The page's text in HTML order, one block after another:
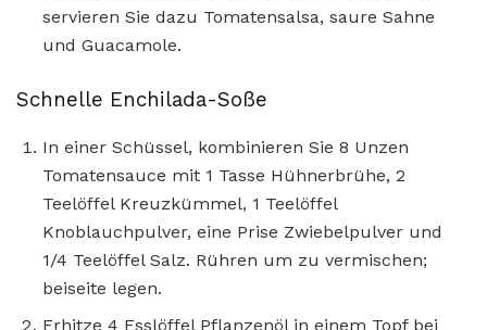
servieren Sie dazu Tomatensalsa, saure Sahne
und Guacamole.
Schnelle Enchilada-Soße
In einer Schüssel, kombinieren Sie 8 Unzen
Tomatensauce mit 1 Tasse Hühnerbrühe, 2
Teelöffel Kreuzkümmel, 1 Teelöffel
Knoblauchpulver, eine Prise Zwiebelpulver und
1/4 Teelöffel Salz. Rühren um zu vermischen;
beiseite legen.
Erhitze 4 Esslöffel Pflanzenöl in einem Topf bei